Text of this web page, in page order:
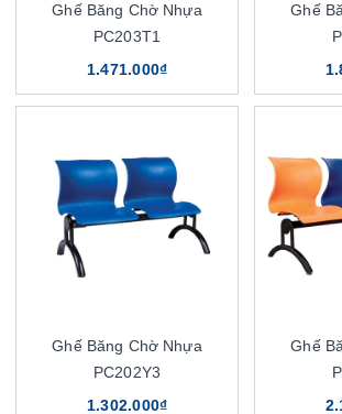
Ghế Băng Chờ Nhựa
PC203T1
1.471.000₫
Ghế
Ghế Băng Chờ Nhựa
PC202Y3
1.302.000₫
Ghế